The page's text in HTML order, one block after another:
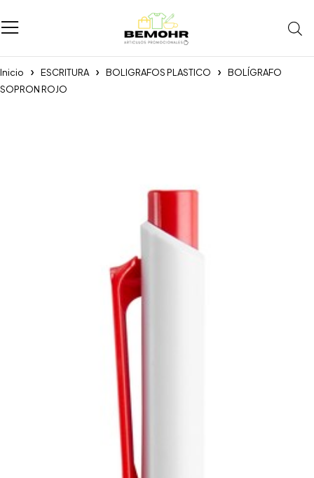
Inicio ESCRITURA BOLIGRAFOS PLASTICO
BOLÍGRAFO
SOPRON ROJO